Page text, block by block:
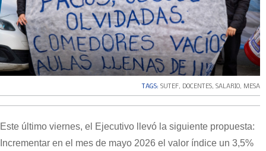
TAGS: SUTEF, DOCENTES, SALARIO, MESA
Este último viernes, el Ejecutivo llevó la siguiente propuesta:
Incrementar en el mes de mayo 2026 el valor índice un 3,5%